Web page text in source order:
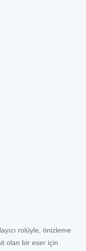
rolüyle, önizleme
olan bir eser için